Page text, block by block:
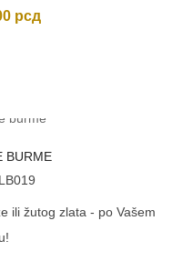
рсд
BURME
LB019
ili žutog zlata - po Vašem